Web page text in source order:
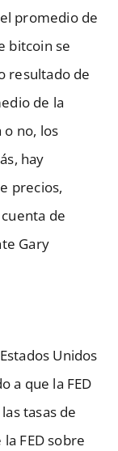
promedio de
bitcoin se
resultado de
de la
o no, los
hay
precios,
de
Gary
Unidos
a que la FED
tasas de
FED sobre